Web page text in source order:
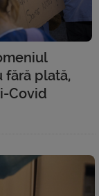
fără plată,
Covid